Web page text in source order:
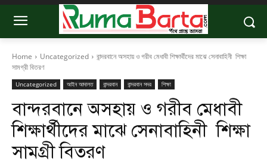
Home Uncategorized
বান্দরবানে অসহায় ও গরীব মেধাবী শিক্ষার্থীদের মাঝে সেনাবাহিনী শিক্ষা
সামগ্রী বিতরণ
Uncategorized আইন আদালত বান্দরবান বান্দরবান সদর শিক্ষা
বান্দরবানে অসহায় ও গরীব মেধাবী
শিক্ষার্থীদের মাঝে সেনাবাহিনী শিক্ষা
সামগ্রী বিতরণ